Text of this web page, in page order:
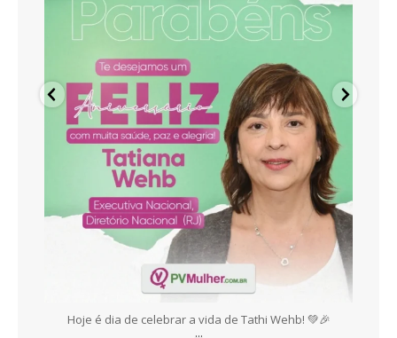
Hoje é dia de celebrar a vida de Tathi Wehb! 💚🎉
...